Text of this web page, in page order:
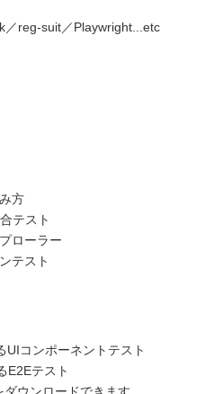
／reg-suit／Playwright...etc
方
テスト
ローラー
テスト
コンポーネントテスト
E2Eテスト
ウンロードできます。